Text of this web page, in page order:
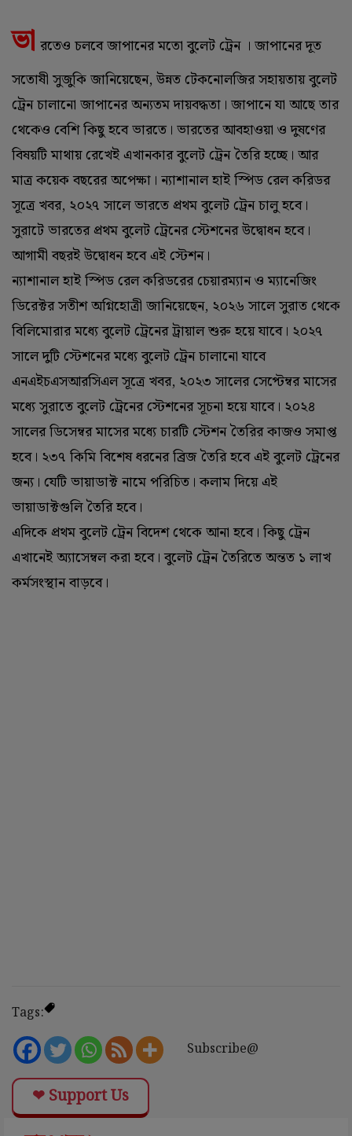
ভা রতেও চলবে জাপানের মতো বুলেট ট্রেন । জাপানের দূত
সতোষী সুজুকি জানিয়েছেন, উন্নত টেকনোলজির সহায়তায় বুলেট
ট্রেন চালানো জাপানের অন্যতম দায়বদ্ধতা। জাপানে যা আছে তার
থেকেও বেশি কিছু হবে ভারতে। ভারতের আবহাওয়া ও দুষণের
বিষয়টি মাথায় রেখেই এখানকার বুলেট ট্রেন তৈরি হচ্ছে। আর
মাত্র কয়েক বছরের অপেক্ষা। ন্যাশানাল হাই স্পিড রেল করিডর
সূত্রে খবর, ২০২৭ সালে ভারতে প্রথম বুলেট ট্রেন চালু হবে।
সুরাটে ভারতের প্রথম বুলেট ট্রেনের স্টেশনের উদ্বোধন হবে।
আগামী বছরই উদ্বোধন হবে এই স্টেশন।
ন্যাশানাল হাই স্পিড রেল করিডরের চেয়ারম্যান ও ম্যানেজিং
ডিরেক্টর সতীশ অগ্নিহোত্রী জানিয়েছেন, ২০২৬ সালে সুরাত থেকে
বিলিমোরার মধ্যে বুলেট ট্রেনের ট্রায়াল শুরু হয়ে যাবে। ২০২৭
সালে দুটি স্টেশনের মধ্যে বুলেট ট্রেন চালানো যাবে
এনএইচএসআরসিএল সূত্রে খবর, ২০২৩ সালের সেপ্টেম্বর মাসের
মধ্যে সুরাতে বুলেট ট্রেনের স্টেশনের সূচনা হয়ে যাবে। ২০২৪
সালের ডিসেম্বর মাসের মধ্যে চারটি স্টেশন তৈরির কাজও সমাপ্ত
হবে। ২৩৭ কিমি বিশেষ ধরনের ব্রিজ তৈরি হবে এই বুলেট ট্রেনের
জন্য। যেটি ভায়াডাক্ট নামে পরিচিত। কলাম দিয়ে এই
ভায়াডাক্টগুলি তৈরি হবে।
এদিকে প্রথম বুলেট ট্রেন বিদেশ থেকে আনা হবে। কিছু ট্রেন
এখানেই অ্যাসেম্বল করা হবে। বুলেট ট্রেন তৈরিতে অন্তত ১ লাখ
কর্মসংস্থান বাড়বে।
Tags:
Subscribe@
❤ Support Us